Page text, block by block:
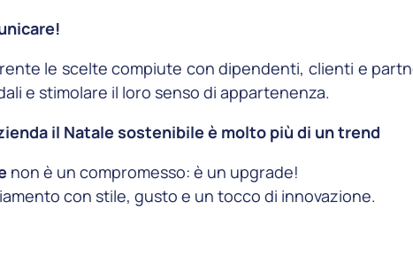
le scelte compiute con dipendenti, clienti e
e stimolare il loro senso di appartenenza.
il Natale sostenibile è molto più di un trend
non è un compromesso: è un upgrade!
con stile, gusto e un tocco di innovazione.